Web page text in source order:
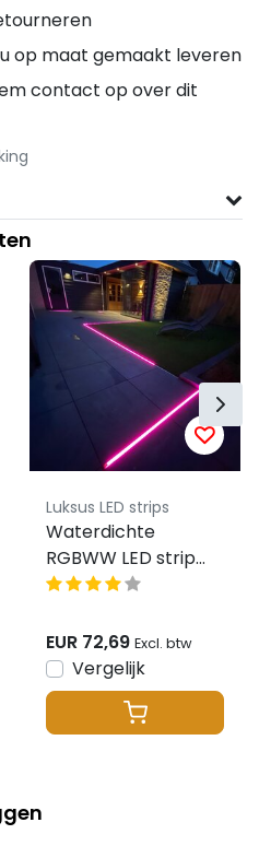
op maat gemaakt leveren
contact op over dit
Luksus LED strips
Waterdichte
RGBWW LED strip
19.2W 890LM 60LED
meter
EUR 72,69 Excl. btw
Vergelijk